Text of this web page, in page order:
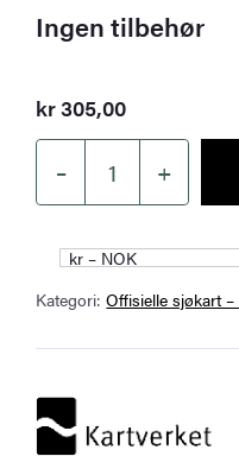
Ingen tilbehør
kr305,00
–
Kartverket
sjøkart
463
Mo
antall
+
kr – NOK
Kategori:Offisielle sjøkart